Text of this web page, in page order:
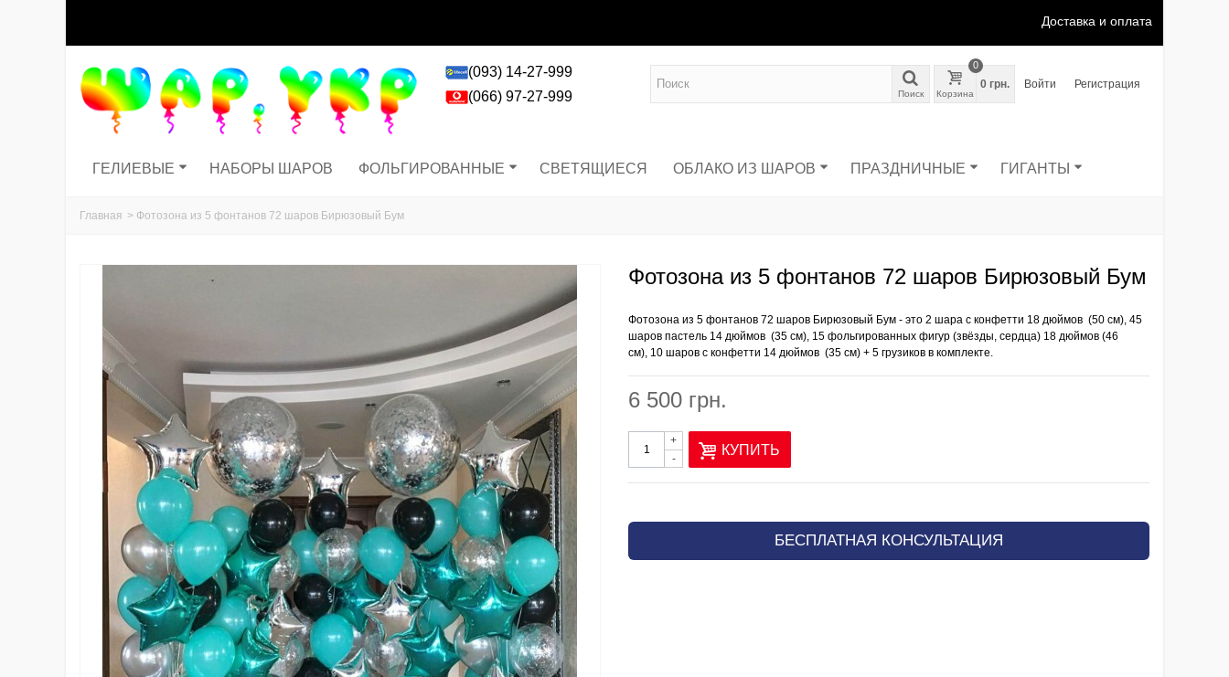
Доставка и оплата
(093) 14-27-999
(066) 97-27-999
Поиск Корзина
0
0 грн. Войти Регистрация
ГЕЛИЕВЫЕ НАБОРЫ ШАРОВ ФОЛЬГИРОВАННЫЕ СВЕТЯЩИЕСЯ ОБЛАКО ИЗ ШАРОВ ПРАЗДНИЧНЫЕ ГИГАНТЫ
Главная > Фотозона из 5 фонтанов 72 шаров Бирюзовый Бум
Фотозона из 5 фонтанов 72 шаров Бирюзовый Бум
Фотозона из 5 фонтанов 72 шаров Бирюзовый Бум - это 2 шара с конфетти 18 дюймов (50 см), 45
шаров пастель 14 дюймов (35 см), 15 фольгированных фигур (звёзды, сердца) 18 дюймов (46
см), 10 шаров с конфетти 14 дюймов (35 см) + 5 грузиков в комплекте.
6 500 грн.
-
+
КУПИТЬ
БЕСПЛАТНАЯ КОНСУЛЬТАЦИЯ